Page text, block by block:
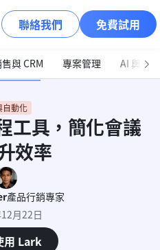
聯絡我們 免費試用
與 CRM 專案管理 AI 與自
自動化
工具，簡化會議
效率
產品行銷專家
月22日
用 Lark